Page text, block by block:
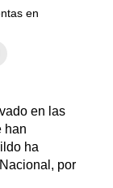
en
en las
han
ha
por